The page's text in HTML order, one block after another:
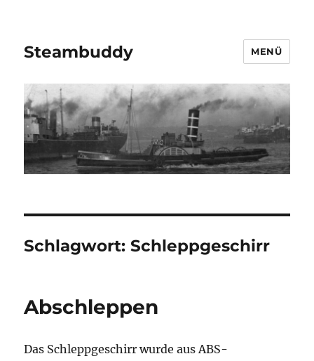
Steambuddy MENÜ
Schlagwort:Schleppgeschirr
Abschleppen
Das Schleppgeschirr wurde aus ABS-